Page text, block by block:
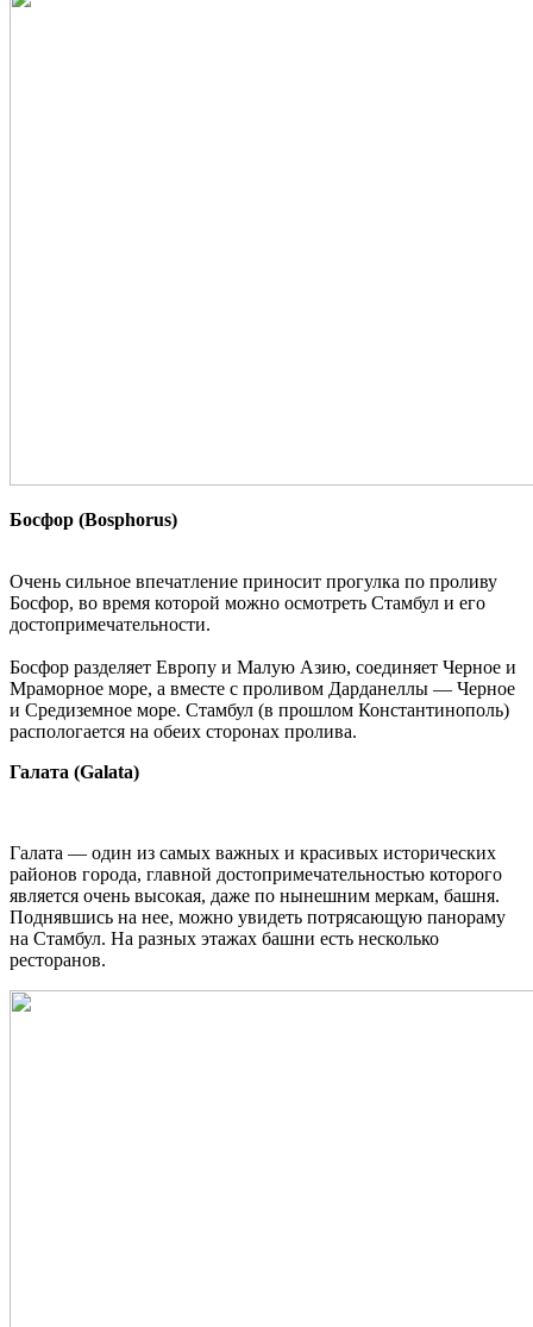
Босфор (Bosphorus)
Очень сильное впечатление приносит прогулка по проливу
Босфор, во время которой можно осмотреть Стамбул и его
достопримечательности.
Босфор разделяет Европу и Малую Азию, соединяет Черное и
Мраморное море, а вместе с проливом Дарданеллы — Черное
и Средиземное море. Стамбул (в прошлом Константинополь)
распологается на обеих сторонах пролива.
Галата (Galata)
Галата — один из самых важных и красивых исторических
районов города, главной достопримечательностью которого
является очень высокая, даже по нынешним меркам, башня.
Поднявшись на нее, можно увидеть потрясающую панораму
на Стамбул. На разных этажах башни есть несколько
ресторанов.